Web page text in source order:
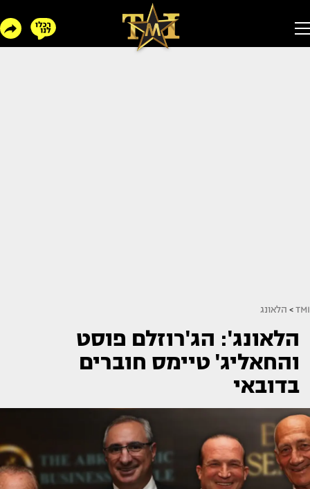
TMI
> הלאונג
הלאונג': הג'רוזלם פוסט
והחאליג' טיימס חוברים
בדובאי